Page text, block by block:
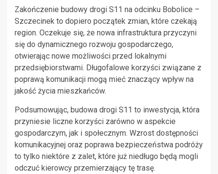
Zakończenie budowy drogi S11 na odcinku Bobolice –
Szczecinek to dopiero początek zmian, które czekają
region. Oczekuje się, że nowa infrastruktura przyczyni
się do dynamicznego rozwoju gospodarczego,
otwierając nowe możliwości przed lokalnymi
przedsiębiorstwami. Długofalowe korzyści związane z
poprawą komunikacji mogą mieć znaczący wpływ na
jakość życia mieszkańców.
Podsumowując, budowa drogi S11 to inwestycja, która
przyniesie liczne korzyści zarówno w aspekcie
gospodarczym, jak i społecznym. Wzrost dostępności
komunikacyjnej oraz poprawa bezpieczeństwa podróży
to tylko niektóre z zalet, które już niedługo będą mogli
odczuć kierowcy przemierzający tę trasę.